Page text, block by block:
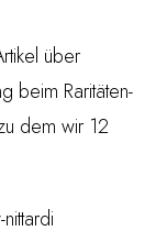
über
beim Raritäten-
dem wir 12